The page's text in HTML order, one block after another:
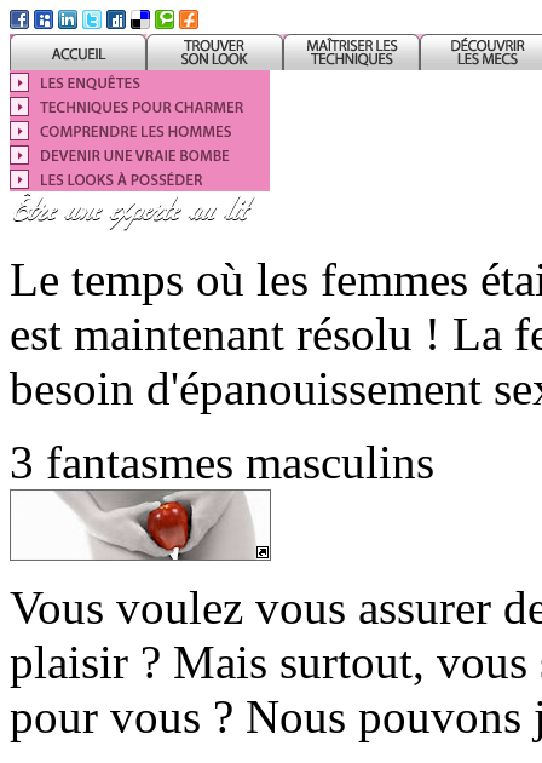
Le temps où les femmes
est maintenant résolu ! La
besoin d'épanouissement
3 fantasmes masculins
Vous voulez vous assurer
plaisir ? Mais surtout,
pour vous ? Nous pouvons